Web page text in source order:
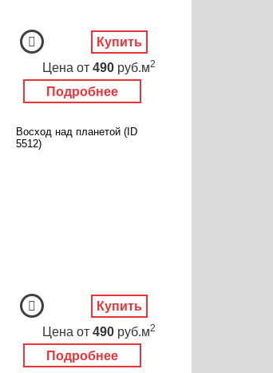
Подробнее
Цена от 490 руб.м2
Купить
Восход над планетой (ID
5512)
Подробнее
Цена от 490 руб.м2
Купить